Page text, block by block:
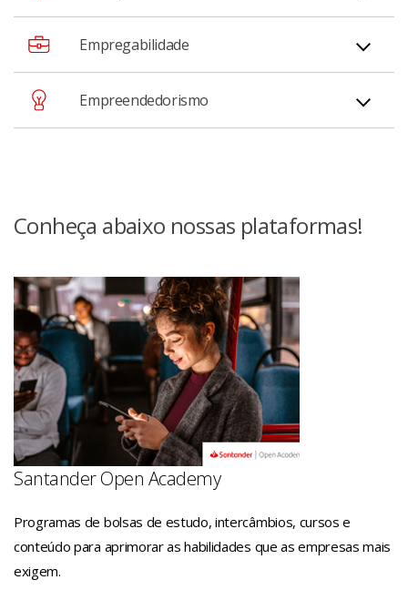
Na plataforma global de aprendizagem, oferecemos,
setor e mais de mil universidades no mundo,
impulsionando o acesso ao conhecimento,
Empregabilidade
Conectamos talentos ao mercado de trabalho através
Empreendedorismo
desde o lançamento ao mercado de projetos
médias empresas (PMEs).
Conheça abaixo nossas plataformas!
Santander Open Academy
Programas de bolsas de estudo, intercâmbios, cursos e
conteúdo para aprimorar as habilidades que as empresas mais
exigem.